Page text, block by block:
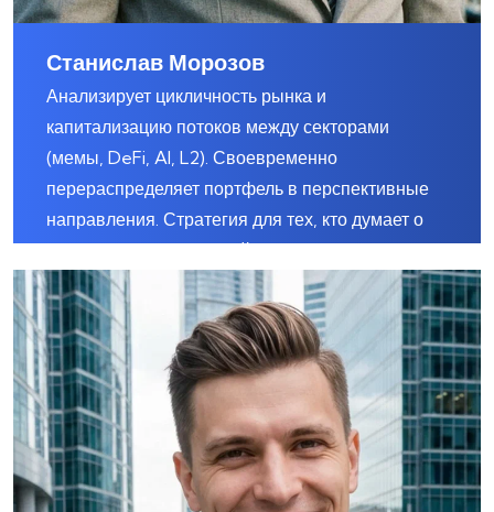
Станислав Морозов
Анализирует цикличность рынка и
капитализацию потоков между секторами
(мемы, DeFi, AI, L2). Своевременно
перераспределяет портфель в перспективные
направления. Стратегия для тех, кто думает о
средне - и долгосрочной перспективе.